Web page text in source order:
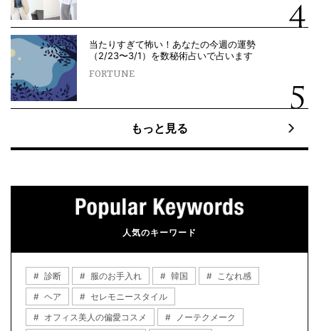
当たりすぎて怖い！あなたの今週の運勢
（2/23〜3/1）を数秘術占いで占います
FORTUNE
もっと見る
人気のキーワード
診断 服のお手入れ 韓国
こなれ感
ヘア
セレモニースタイル
オフィス美人の偏愛コスメ
ノーテクメーク